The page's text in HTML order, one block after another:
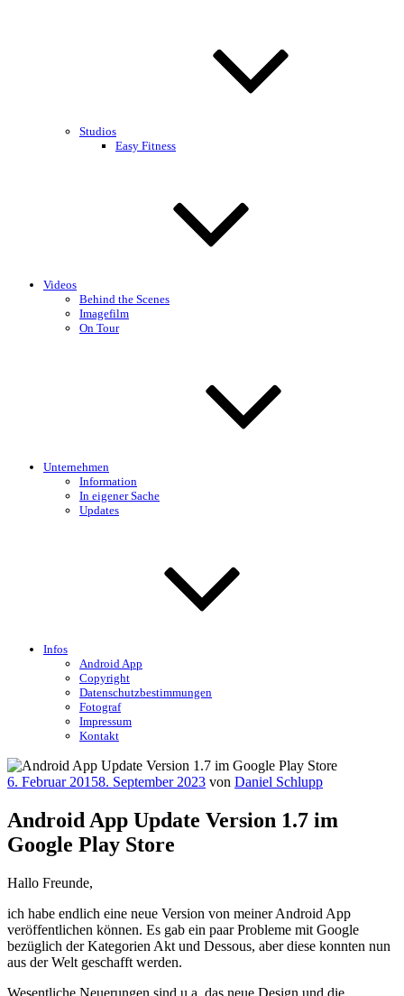
Studios
Easy Fitness
Videos
Behind the Scenes
Imagefilm
On Tour
Unternehmen
Information
In eigener Sache
Updates
Infos
Android App
Copyright
Datenschutzbestimmungen
Fotograf
Impressum
Kontakt
Veröffentlicht
6. Februar 20158. September 2023 von Daniel Schlupp
Android App Update Version 1.7 im
Google Play Store
Hallo Freunde,
ich habe endlich eine neue Version von meiner Android App
veröffentlichen können. Es gab ein paar Probleme mit Google
bezüglich der Kategorien Akt und Dessous, aber diese konnten nun
aus der Welt geschafft werden.
Wesentliche Neuerungen sind u.a. das neue Design und die